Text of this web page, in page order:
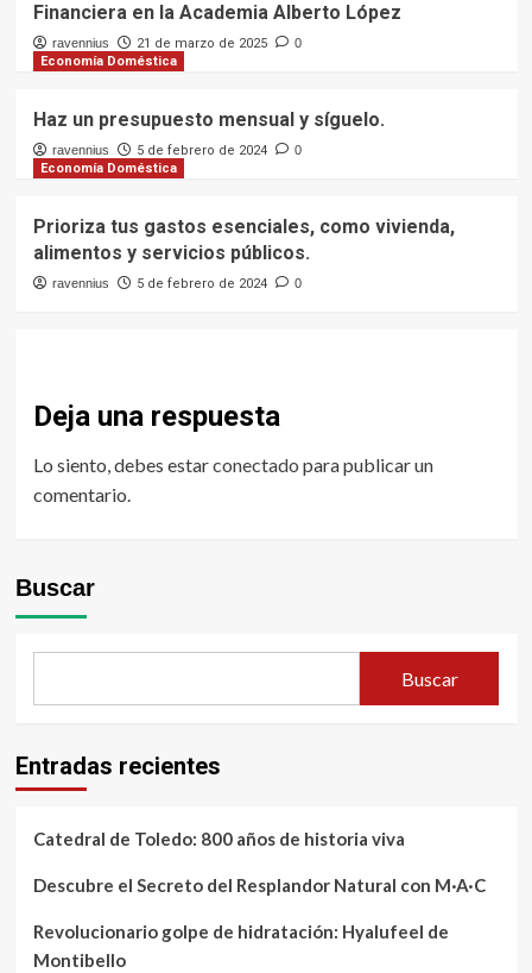
Financiera en la Academia Alberto López
ravennius 21 de marzo de 2025 0
Economía Doméstica
Haz un presupuesto mensual y síguelo.
ravennius 5 de febrero de 2024 0
Economía Doméstica
Prioriza tus gastos esenciales, como vivienda,
alimentos y servicios públicos.
ravennius 5 de febrero de 2024 0
Deja una respuesta
Lo siento, debes estarconectado para publicar un
comentario.
Buscar
Buscar
Entradas recientes
Catedral de Toledo: 800 años de historia viva
Descubre el Secreto del Resplandor Natural con M·A·C
Revolucionario golpe de hidratación: Hyalufeel de
Montibello